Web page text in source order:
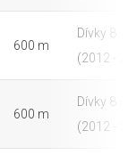
600 m
Dívky 8 - 9
(2012 -
600 m
Dívky 8 - 9
(2012 -